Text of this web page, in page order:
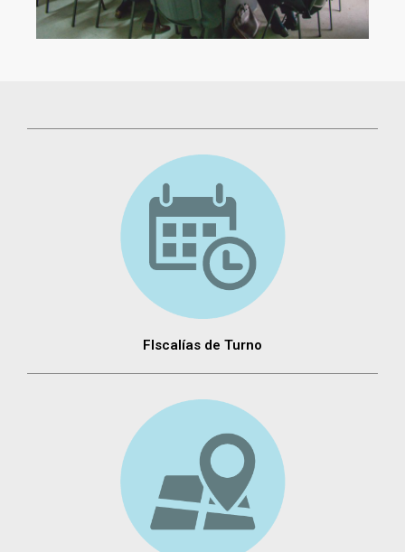
FIscalías de Turno